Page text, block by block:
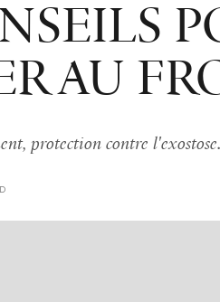
AU
protection contre